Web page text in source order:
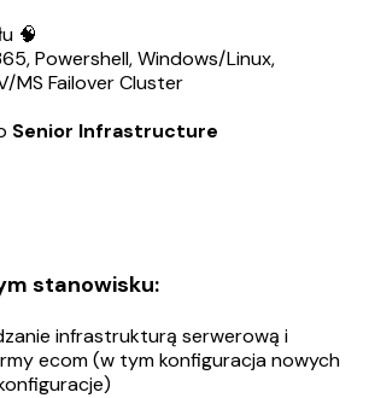
🧠
Powershell, Windows/Linux,
MS Failover Cluster
Senior Infrastructure
stanowisku:
infrastrukturą serwerową i
ecom (w tym konfiguracja nowych